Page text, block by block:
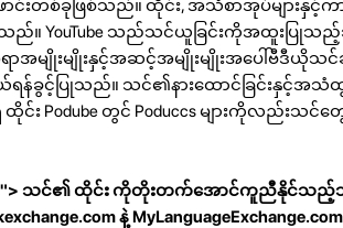
းတစ်ခုဖြစ်သည်။ ထိုင်း, အသံစာအုပ်များနှင့်ကာ
သည်။ YouTube သည်သင်ယူခြင်းကိုအထူးပြုသ
ာအမျိုးမျိုးနှင့်အဆင့်အမျိုးမျိုးအပေါ်ဗီဒီယို
ယ်ရန်ခွင့်ပြုသည်။ သင်၏နားထောင်ခြင်းနှင့်အ
င်း Podube တွင် Poduccs များကိုလည်းသင်
သင်၏ ထိုင်း ကိုတိုးတက်အောင်ကူညီနိုင်သည့်ဘ
နဲ့